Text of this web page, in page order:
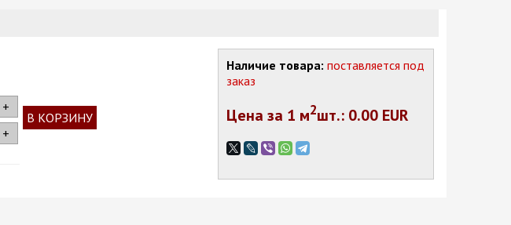
+
+
В КОРЗИНУ
Наличие товара: поставляется под
заказ
Цена за 1 м2шт.: 0.00 EUR